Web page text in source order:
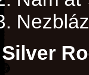
Silver